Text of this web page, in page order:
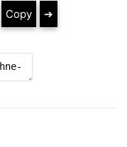
Copy ➔